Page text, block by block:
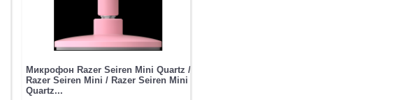
Микрофон Razer Seiren Mini Quartz /
Razer Seiren Mini / Razer Seiren Mini
Quartz...